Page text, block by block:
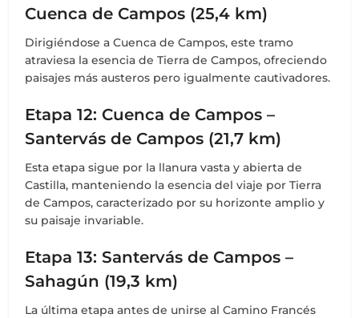
Cuenca de Campos (25,4 km)
Dirigiéndose a Cuenca de Campos, este tramo
atraviesa la esencia de Tierra de Campos, ofreciendo
paisajes más austeros pero igualmente cautivadores.
Etapa 12: Cuenca de Campos –
Santervás de Campos (21,7 km)
Esta etapa sigue por la llanura vasta y abierta de
Castilla, manteniendo la esencia del viaje por Tierra
de Campos, caracterizado por su horizonte amplio y
su paisaje invariable.
Etapa 13: Santervás de Campos –
Sahagún (19,3 km)
La última etapa antes de unirse al Camino Francés